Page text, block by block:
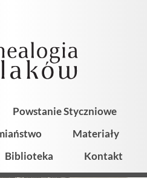
Powstanie Styczniowe
Materiały
Biblioteka Kontakt